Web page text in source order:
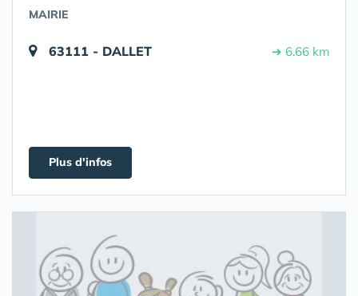
MAIRIE
63111 - DALLET ➔ 6.66 km
Plus d'infos